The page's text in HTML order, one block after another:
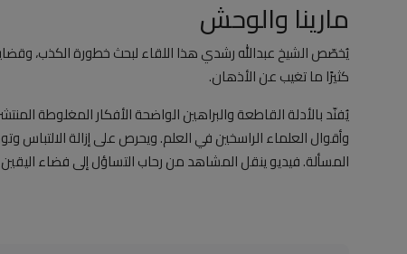
مارينا والوحش
يُخصّص الشيخ عبدالله رشدي هذا اللقاء لبحث خطورة الكذب،
كثيرًا ما تغيب عن الأذهان.
يُفنّد بالأدلة القاطعة والبراهين الواضحة الأفكار المغلوطة
وأقوال العلماء الراسخين في العلم. ويحرص على إزالة
المسألة. فيديو ينقل المشاهد من رحاب التساؤل إلى فضاء